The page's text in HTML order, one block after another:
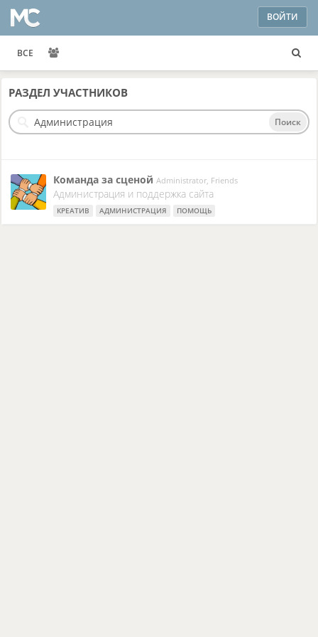
ВОЙТИ
ВСЕ
РАЗДЕЛ УЧАСТНИКОВ
Поиск
Команда за сценой Administrator, Friends
Администрация и поддержка сайта
КРЕАТИВ АДМИНИСТРАЦИЯ ПОМОЩЬ